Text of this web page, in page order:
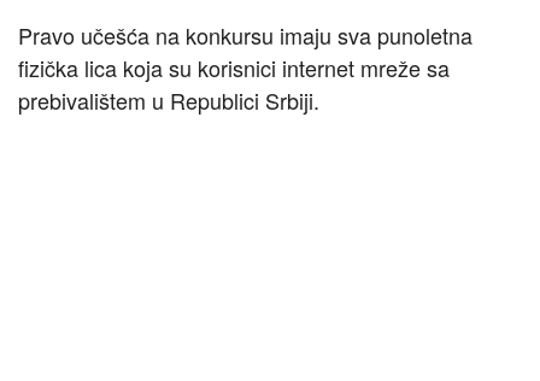
Pravo učešća na konkursu imaju sva punoletna
fizička lica koja su korisnici internet mreže sa
prebivalištem u Republici Srbiji.